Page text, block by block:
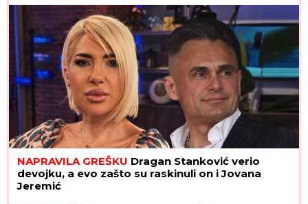
NAPRAVILA GREŠKU Dragan Stanković verio
devojku, a evo zašto su raskinuli on i Jovana
Jeremić